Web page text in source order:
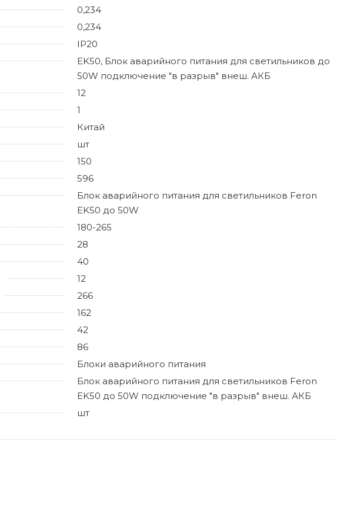
0,234
0,234
IP20
EK50, Блок аварийного питания для светильников до
50W подключение "в разрыв" внеш. АКБ
12
1
Китай
шт
150
596
Блок аварийного питания для светильников Feron
EK50 до 50W
180-265
28
40
12
266
162
42
86
Блоки аварийного питания
Блок аварийного питания для светильников Feron
EK50 до 50W подключение "в разрыв" внеш. АКБ
шт